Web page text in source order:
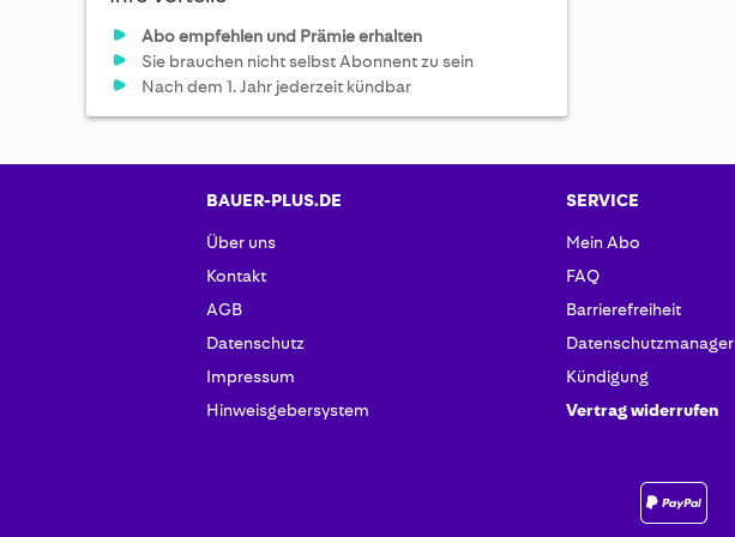
Abo empfehlen und Prämie erhalten
Sie brauchen nicht selbst Abonnent zu sein
Nach dem 1. Jahr jederzeit kündbar
BAUER-PLUS.DE
Über uns
Kontakt
AGB
Datenschutz
Impressum
Hinweisgebersystem
SERVICE
Mein Abo
FAQ
Barrierefreiheit
Datenschutzmanager
Kündigung
Vertrag widerrufen